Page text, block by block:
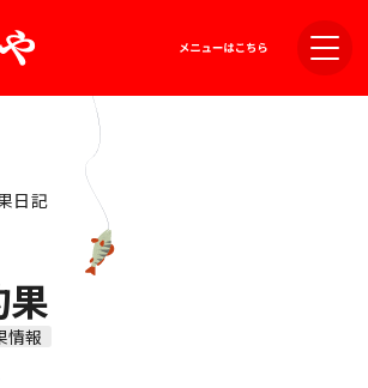
日記
情報